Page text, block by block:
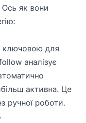
як вони
ключовою для
аналізує
активна. Це
ручної роботи.